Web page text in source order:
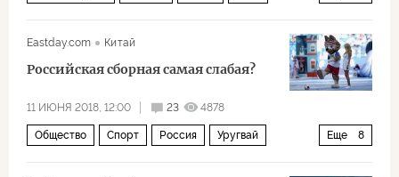
Eastday.com Китай
Российская сборная самая слабая?
11 ИЮНЯ 2018, 12:00 23 4878
Еще 8
Общество Спорт Россия Уругвай